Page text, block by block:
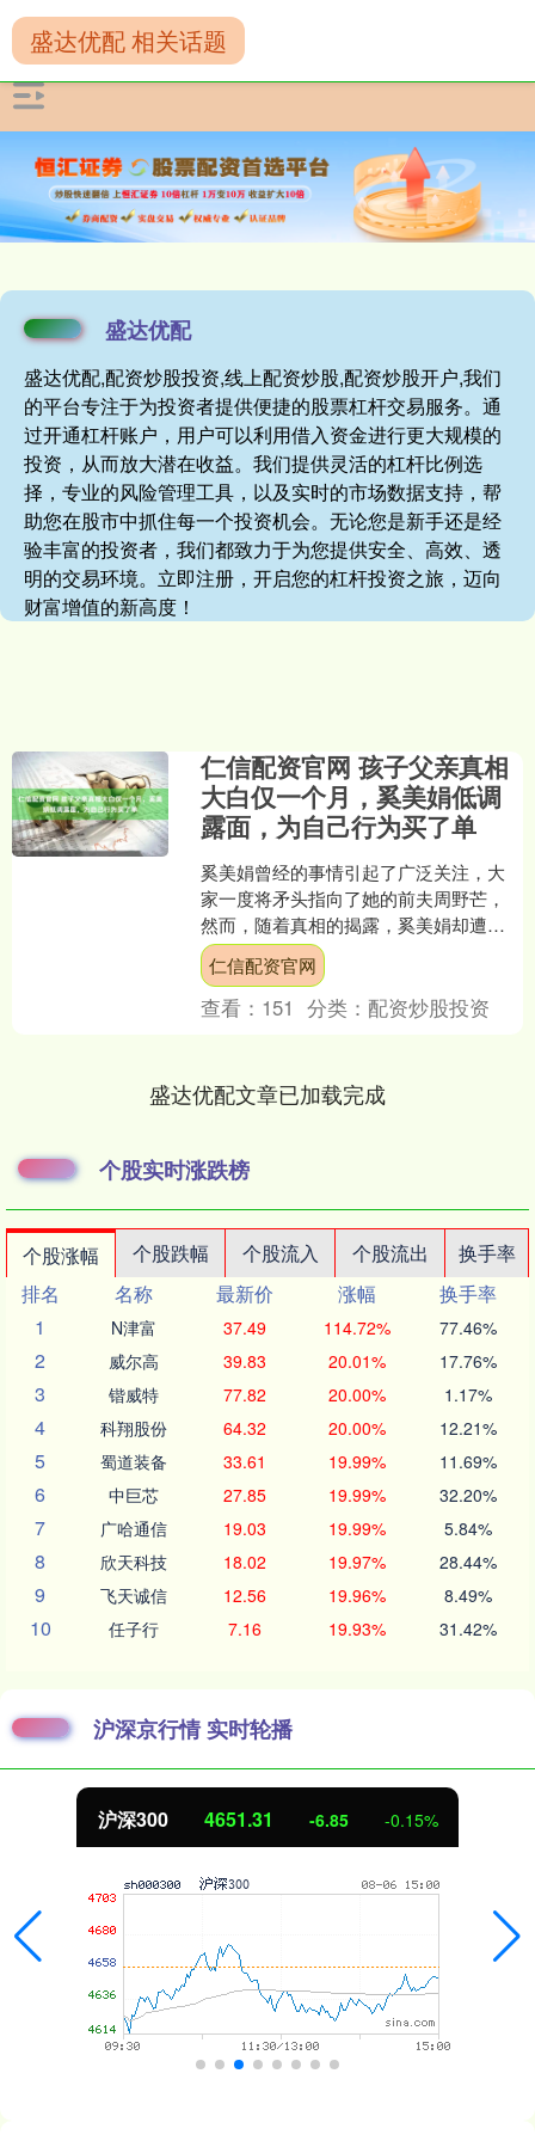
盛达优配
盛达优配,配资炒股投资,线上配资炒股,配资炒股开户,我们
的平台专注于为投资者提供便捷的股票杠杆交易服务。通
过开通杠杆账户，用户可以利用借入资金进行更大规模的
投资，从而放大潜在收益。我们提供灵活的杠杆比例选
择，专业的风险管理工具，以及实时的市场数据支持，帮
助您在股市中抓住每一个投资机会。无论您是新手还是经
验丰富的投资者，我们都致力于为您提供安全、高效、透
明的交易环境。立即注册，开启您的杠杆投资之旅，迈向
财富增值的新高度！
盛达优配 相关话题
仁信配资官网 孩子父亲真相
大白仅一个月，奚美娟低调
露面，为自己行为买了单
奚美娟曾经的事情引起了广泛关注，大
家一度将矛头指向了她的前夫周野芒，
然而，随着真相的揭露，奚美娟却遭遇
了网友们更加激烈的反击。最近，真相
浮出水面，距离她前夫的事....
仁信配资官网
查看： 151 分类： 配资炒股投资
盛达优配文章已加载完成
个股实时涨跌榜
个股涨幅 个股跌幅 个股流入 个股流出
换手率
排名
名称 最新价 涨幅
换手率
1
N津富 37.49 114.72% 77.46%
2 威尔高 39.83 20.01% 17.76%
3 锴威特 77.82 20.00% 1.17%
4 科翔股份 64.32 20.00% 12.21%
5 蜀道装备 33.61 19.99% 11.69%
6 中巨芯 27.85 19.99% 32.20%
7 广哈通信 19.03 19.99% 5.84%
8 欣天科技 18.02 19.97% 28.44%
9 飞天诚信 12.56 19.96% 8.49%
10 任子行 7.16 19.93% 31.42%
沪深京行情 实时轮播
北证50 1122.88 3.42 0.30%